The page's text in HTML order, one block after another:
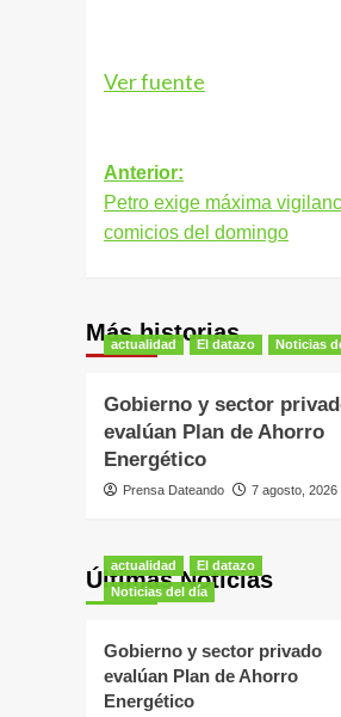
Ver fuente
Navegación
de
entradas
Anterior:
Petro exige máxima
comicios del domingo
Más historias
actualidad El datazo Noticias
Gobierno y sector
evalúan Plan de Ahorro
Energético
Prensa Dateando 7 agosto, 2026
Últimas Noticias
actualidad
El datazo
Noticias del día
Gobierno y sector privado
evalúan Plan de Ahorro
Energético